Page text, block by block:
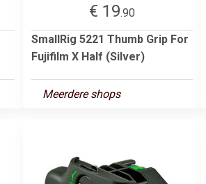
€ 19.90
SmallRig 5221 Thumb Grip For
Fujifilm X Half (Silver)
Meerdere shops